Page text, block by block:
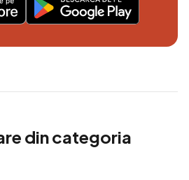
din categoria